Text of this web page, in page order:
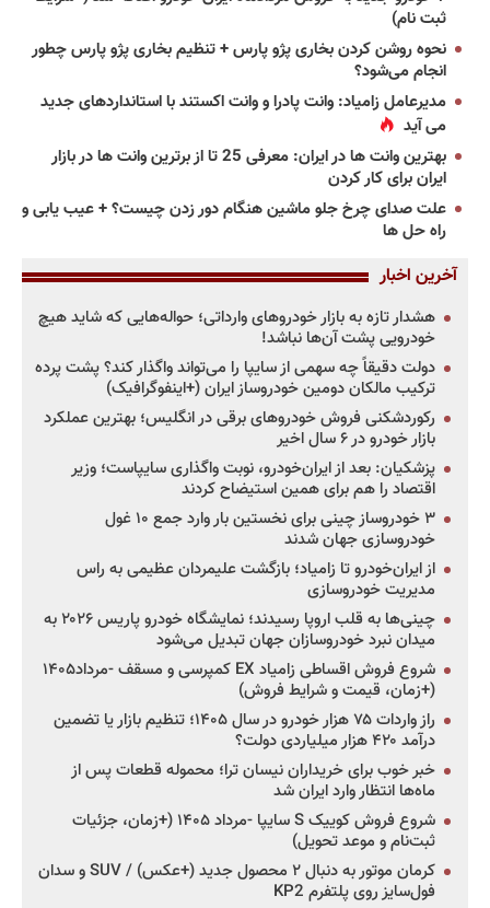
ثبت نام)
نحوه روشن کردن بخاری پژو پارس + تنظیم بخاری پژو پارس چطور
انجام می‌شود؟
مدیرعامل زامیاد: وانت پادرا و وانت اکستند با استانداردهای جدید
می آید
بهترین وانت ها در ایران: معرفی 25 تا از برترین وانت ها در بازار
ایران برای کار کردن
علت صدای چرخ جلو ماشین هنگام دور زدن چیست؟ + عیب یابی و
راه حل ها
آخرین اخبار
هشدار تازه به بازار خودروهای وارداتی؛ حواله‌هایی که شاید هیچ
خودرویی پشت آن‌ها نباشد!
دولت دقیقاً چه سهمی از سایپا را می‌تواند واگذار کند؟ پشت پرده
ترکیب مالکان دومین خودروساز ایران (+اینفوگرافیک)
رکوردشکنی فروش خودروهای برقی در انگلیس؛ بهترین عملکرد
بازار خودرو در ۶ سال اخیر
پزشکیان: بعد از ایران‌خودرو، نوبت واگذاری سایپاست؛ وزیر
اقتصاد را هم برای همین استیضاح کردند
۳ خودروساز چینی برای نخستین بار وارد جمع ۱۰ غول
خودروسازی جهان شدند
از ایران‌خودرو تا زامیاد؛ بازگشت علیمردان عظیمی به راس
مدیریت خودروسازی
چینی‌ها به قلب اروپا رسیدند؛ نمایشگاه خودرو پاریس ۲۰۲۶ به
میدان نبرد خودروسازان جهان تبدیل می‌شود
شروع فروش اقساطی زامیاد EX کمپرسی و مسقف -مرداد۱۴۰۵
(+زمان، قیمت و شرایط فروش)
راز واردات ۷۵ هزار خودرو در سال ۱۴۰۵؛ تنظیم بازار یا تضمین
درآمد ۴۲۰ هزار میلیاردی دولت؟
خبر خوب برای خریداران نیسان ترا؛ محموله قطعات پس از
ماه‌ها انتظار وارد ایران شد
شروع فروش کوییک S سایپا -مرداد ۱۴۰۵ (+زمان، جزئیات
ثبت‌نام و موعد تحویل)
کرمان موتور به دنبال ۲ محصول جدید (+عکس) / SUV و سدان
فول‌سایز روی پلتفرم KP2